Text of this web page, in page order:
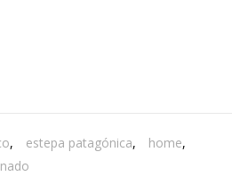
, estepa patagónica, home,